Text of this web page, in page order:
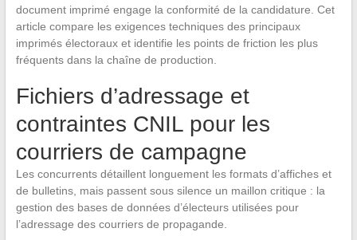
document imprimé engage la conformité de la candidature. Cet
article compare les exigences techniques des principaux
imprimés électoraux et identifie les points de friction les plus
fréquents dans la chaîne de production.
Fichiers d’adressage et
contraintes CNIL pour les
courriers de campagne
Les concurrents détaillent longuement les formats d’affiches et
de bulletins, mais passent sous silence un maillon critique : la
gestion des bases de données d’électeurs utilisées pour
l’adressage des courriers de propagande.